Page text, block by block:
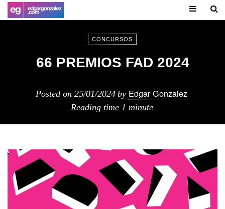
CONCURSOS
66 PREMIOS FAD 2024
Posted on 25/01/2024 by Edgar Gonzalez
Reading time 1 minute